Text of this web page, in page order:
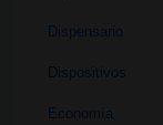
Dispensario
Dispositivos
Economía